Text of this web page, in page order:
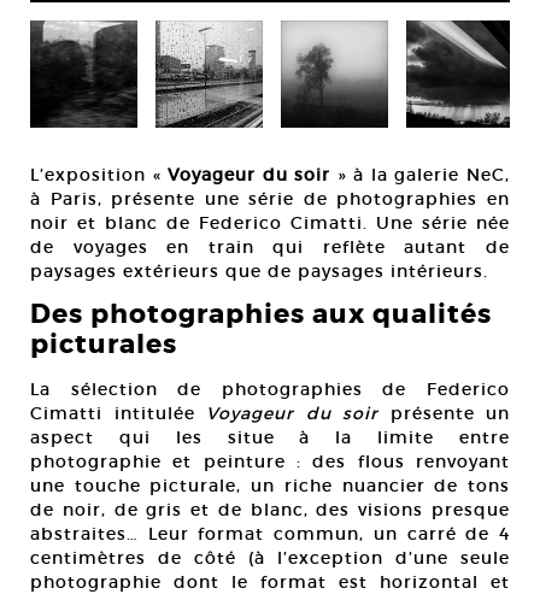
L’exposition «Voyageur du soir » à la galerie NeC,
à Paris, présente une série de photographies en
noir et blanc de Federico Cimatti. Une série née
de voyages en train qui reflète autant de
paysages extérieurs que de paysages intérieurs.
Des photographies aux qualités
picturales
La sélection de photographies de Federico
Cimatti intitulée
Voyageur du soir présente un
aspect qui les situe à la limite entre
photographie et peinture : des flous renvoyant
une touche picturale, un riche nuancier de tons
de noir, de gris et de blanc, des visions presque
abstraites… Leur format commun, un carré de 4
centimètres de côté (à l’exception d’une seule
photographie dont le format est horizontal et